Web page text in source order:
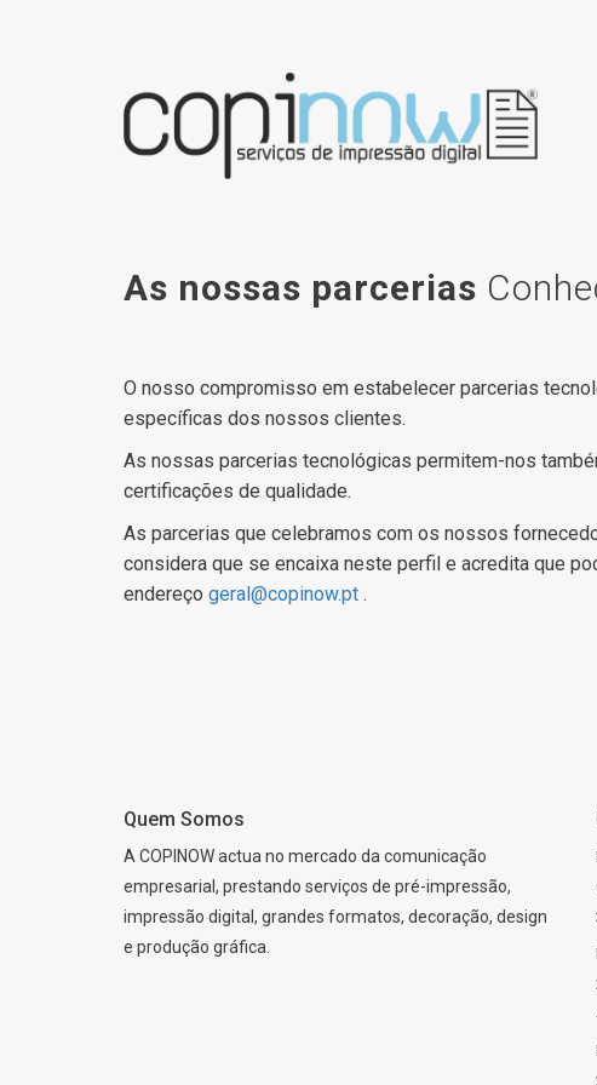
As nossas parcerias
O nosso compromisso em estabelecer parcerias
específicas dos nossos clientes.
As nossas parcerias tecnológicas permitem-nos
certificações de qualidade.
As parcerias que celebramos com os nossos
considera que se encaixa neste perfil e acredita que
endereço geral@copinow.pt .
Quem Somos
A COPINOW actua no mercado da comunicação
empresarial, prestando serviços de pré-impressão,
impressão digital, grandes formatos, decoração, design
e produção gráfica.